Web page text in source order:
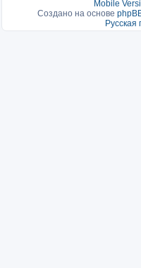
Mobile
Создано на основе